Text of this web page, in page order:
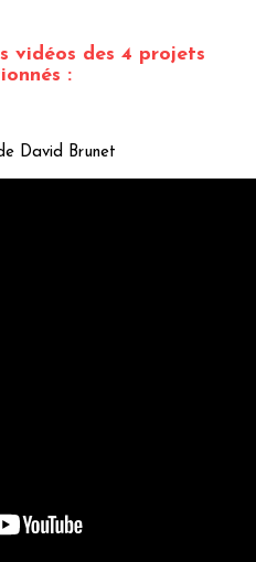
vidéos des 4 projets
:
David Brunet